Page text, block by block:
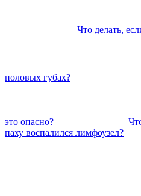
Что делать,
половых губах?
это опасно?
паху воспалился лимфоузел?